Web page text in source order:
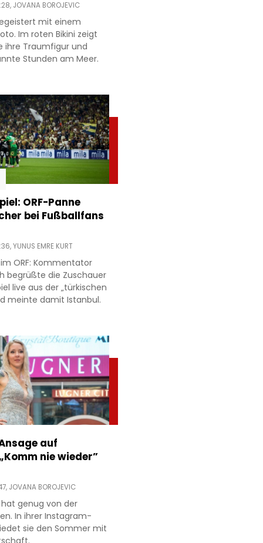
JOVANA BOROJEVIC
mit einem
Im roten Bikini zeigt
ihre Traumfigur und
Stunden am Meer.
ORF-Panne
bei Fußballfans
YUNUS EMRE KURT
ORF: Kommentator
begrüßte die Zuschauer
live aus der „türkischen
meinte damit Istanbul.
auf
nie wieder”
JOVANA BOROJEVIC
genug von der
In ihrer Instagram-
sie den Sommer mit